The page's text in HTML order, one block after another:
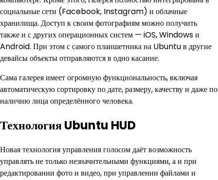
социальные сети (Facebook, Instagram) и облачные
хранилища. Доступ к своим фотографиям можно получить
также и с других операционных систем — iOS, Windows и
Android. При этом с самого планшетника на Ubuntu в другие
девайсы объекты отправляются в одно касание.
Сама галерея имеет огромную функциональность, включая
автоматическую сортировку по дате, размеру, качеству и даже по
наличию лица определённого человека.
Технология Ubuntu HUD
Новая технология управления голосом даёт возможность
управлять не только незначительными функциями, а и при
редактировании фото и видео, при управлении файлами и